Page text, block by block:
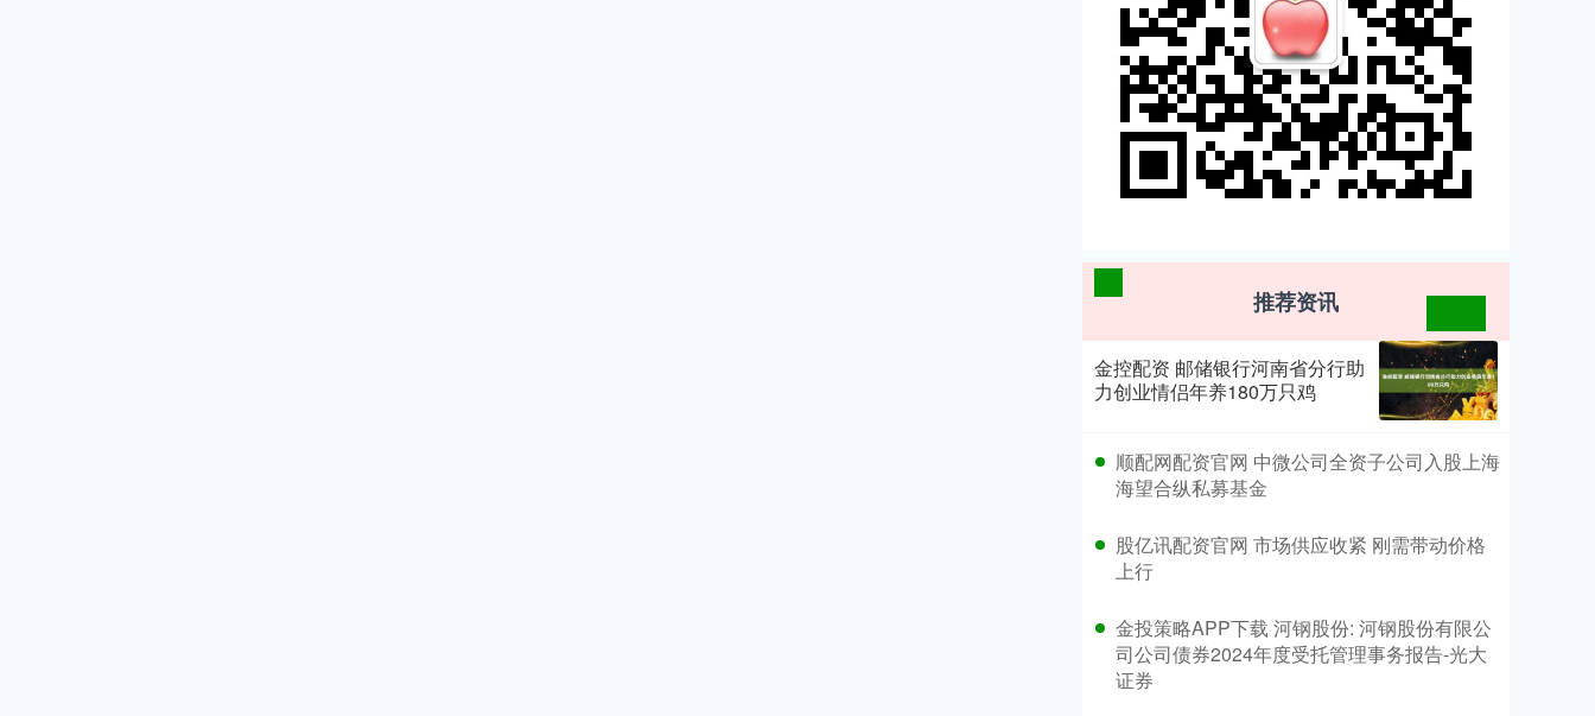
推荐资讯
金控配资 邮储银行河南省分行助
力创业情侣年养180万只鸡
​顺配网配资官网 中微公司全资子公司入股上海
海望合纵私募基金
​股亿讯配资官网 市场供应收紧 刚需带动价格
上行
​金投策略APP下载 河钢股份: 河钢股份有限公
司公司债券2024年度受托管理事务报告-光大
证券